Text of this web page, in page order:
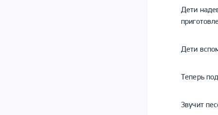
Дети
Дети
Теперь
Звучит